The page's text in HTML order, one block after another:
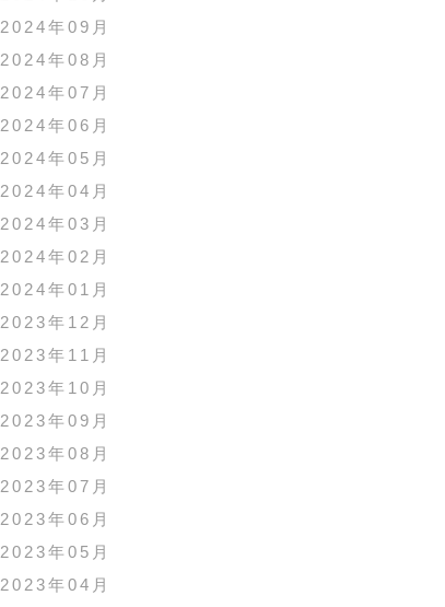
2024年09月
2024年08月
2024年07月
2024年06月
2024年05月
2024年04月
2024年03月
2024年02月
2024年01月
2023年12月
2023年11月
2023年10月
2023年09月
2023年08月
2023年07月
2023年06月
2023年05月
2023年04月